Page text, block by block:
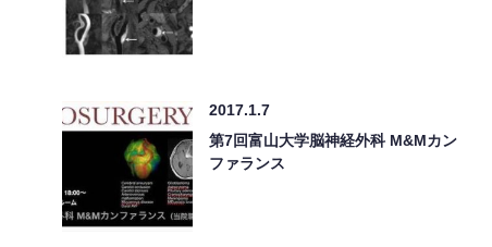
2017.1.7
第7回富山大学脳神経外科 M&Mカン
ファランス